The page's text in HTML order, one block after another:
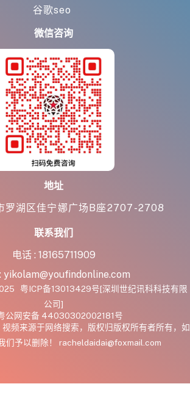
谷歌seo
微信咨询
地址
罗湖区佳宁娜广场B座2707-2708
联系我们
电话 : 18165711909
yikolam@youfindonline.com
粤ICP备13013429号[深圳世纪讯科科技有限
公司]
公网安备 44030302002181号
频来源于网络搜索，版权归版权所有者所有，如
们予以删除！ racheldaidai@foxmail.com